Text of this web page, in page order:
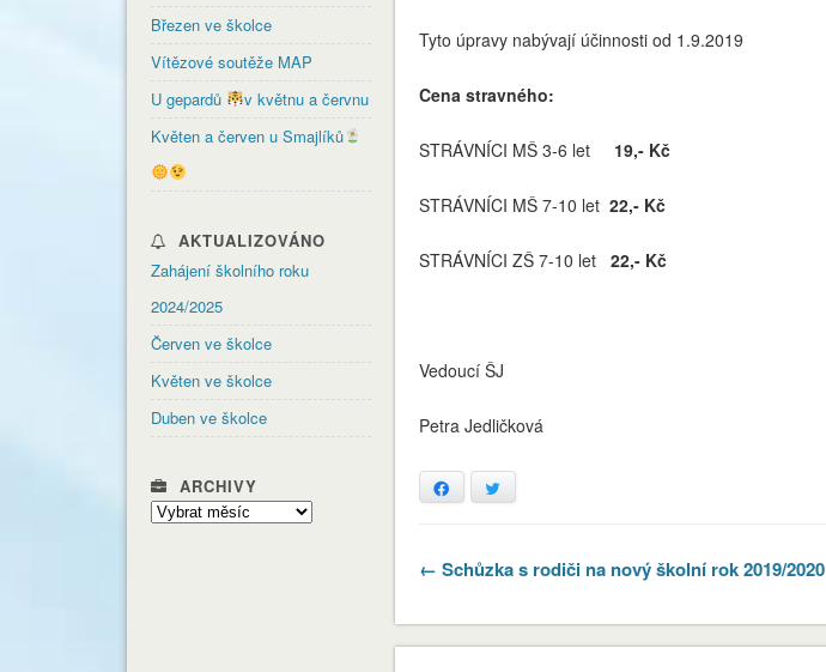
Tyto úpravy nabývají účinnosti od 1.9.2019
Cena stravného:
STRÁVNÍCI MŠ 3-6 let 19,- Kč
STRÁVNÍCI MŠ 7-10 let 22,- Kč
STRÁVNÍCI ZŠ 7-10 let 22,- Kč
Vedoucí ŠJ
Petra Jedličková
Facebook
← Schůzka s rodiči na nový školní rok 2019/2020
Březen ve školce
Vítězové soutěže MAP
U gepardů
v květnu a červnu
Květen a červen u Smajlíků
AKTUALIZOVÁNO
Zahájení školního roku
2024/2025
Červen ve školce
Květen ve školce
Duben ve školce
ARCHIVY
Archivy